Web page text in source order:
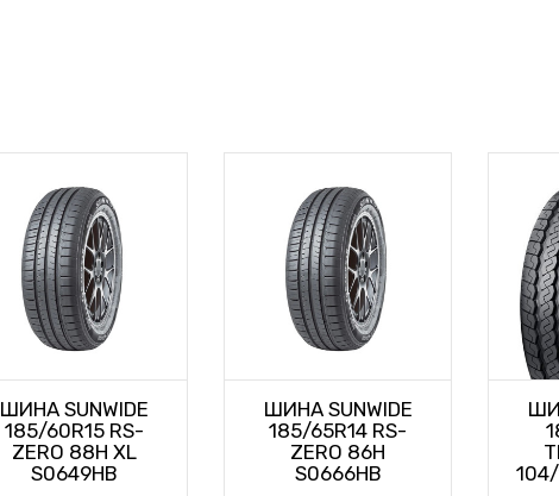
ШИНА SUNWIDE
185/60R15 RS-
ZERO 88H XL
S0649HB
ШИНА SUNWIDE
185/65R14 RS-
ZERO 86H
S0666HB
104/